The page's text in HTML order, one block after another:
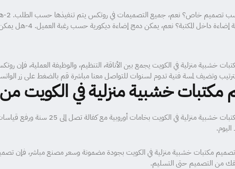
1-
المساحات. 3-هل
خشبية منزلية في الكويت يجمع بين الأناقة، التنظيم، والوظيفة العملية،
وتضيف لمسة فنية تدوم لسنوات للتواصل معنا مباشرة قم بالضغط على زر
خشبية منزلية في الكويت
بخامات أوروبية مع كفالة تصل إلى 25 سنة ورفع قياسات مجاني وتسليم سريع. اقرأ معلومات عامة عن
من التصميم حتى التسليم.